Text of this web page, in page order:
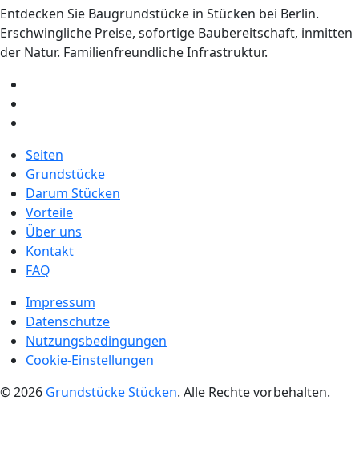
Entdecken Sie Baugrundstücke in Stücken bei Berlin.
Erschwingliche Preise, sofortige Baubereitschaft, inmitten
der Natur. Familienfreundliche Infrastruktur.
Seiten
Grundstücke
Darum Stücken
Vorteile
Über uns
Kontakt
FAQ
Impressum
Datenschutze
Nutzungsbedingungen
Cookie-Einstellungen
© 2026 Grundstücke Stücken. Alle Rechte vorbehalten.